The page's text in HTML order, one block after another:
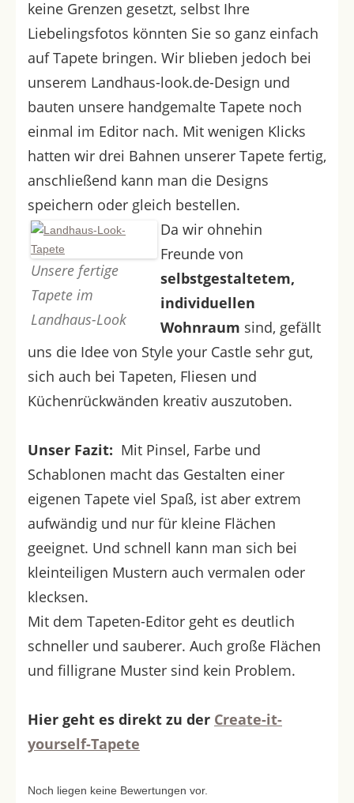
keine Grenzen gesetzt, selbst Ihre
Liebelingsfotos könnten Sie so ganz einfach
auf Tapete bringen. Wir blieben jedoch bei
unserem Landhaus-look.de-Design und
bauten unsere handgemalte Tapete noch
einmal im Editor nach. Mit wenigen Klicks
hatten wir drei Bahnen unserer Tapete fertig,
anschließend kann man die Designs
speichern oder gleich bestellen.
Unsere fertige
Tapete im
Landhaus-Look
Da wir ohnehin
Freunde von
selbstgestaltetem,
individuellen
Wohnraum sind­­, gefällt
uns die Idee von Style your Castle sehr gut,
sich auch bei Tapeten, Fliesen und
Küchenrückwänden kreativ auszutoben.
Unser Fazit: Mit Pinsel, Farbe und
Schablonen macht das Gestalten einer
eigenen Tapete viel Spaß, ist aber extrem
aufwändig und nur für kleine Flächen
geeignet. Und schnell kann man sich bei
kleinteiligen Mustern auch vermalen oder
klecksen.
Mit dem Tapeten-Editor geht es deutlich
schneller und sauberer. Auch große Flächen
und filligrane Muster sind kein Problem.
Hier geht es direkt zu der Create-it-
yourself-Tapete
Noch liegen keine Bewertungen vor.